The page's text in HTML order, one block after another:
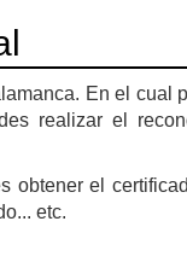
En el cual
realizar el
obtener el
etc.